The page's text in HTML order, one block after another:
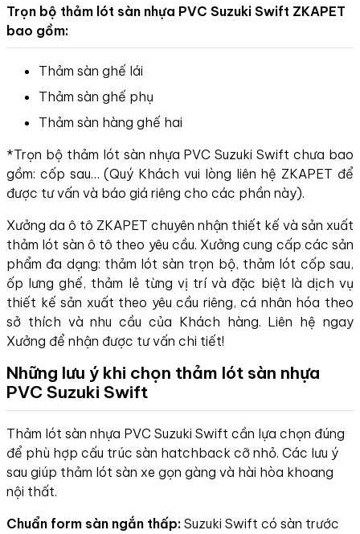
Trọn bộ thảm lót sàn nhựa PVC Suzuki Swift ZKAPET
bao gồm:
Thảm sàn ghế lái
Thảm sàn ghế phụ
Thảm sàn hàng ghế hai
*Trọn bộ thảm lót sàn nhựa PVC Suzuki Swift chưa bao
gồm: cốp sau… (Quý Khách vui lòng liên hệ ZKAPET để
được tư vấn và báo giá riêng cho các phần này).
Xưởng da ô tô ZKAPET chuyên nhận thiết kế và sản xuất
thảm lót sàn ô tô theo yêu cầu. Xưởng cung cấp các sản
phẩm đa dạng: thảm lót sàn trọn bộ, thảm lót cốp sau,
ốp lưng ghế, thảm lẻ từng vị trí và đặc biệt là dịch vụ
thiết kế sản xuất theo yêu cầu riêng, cá nhân hóa theo
sở thích và nhu cầu của Khách hàng. Liên hệ ngay
Xưởng để nhận được tư vấn chi tiết!
Những lưu ý khi chọn thảm lót sàn nhựa
PVC Suzuki Swift
Thảm lót sàn nhựa PVC Suzuki Swift cần lựa chọn đúng
để phù hợp cấu trúc sàn hatchback cỡ nhỏ. Các lưu ý
sau giúp thảm lót sàn xe gọn gàng và hài hòa khoang
nội thất.
Chuẩn form sàn ngắn thấp: Suzuki Swift có sàn trước